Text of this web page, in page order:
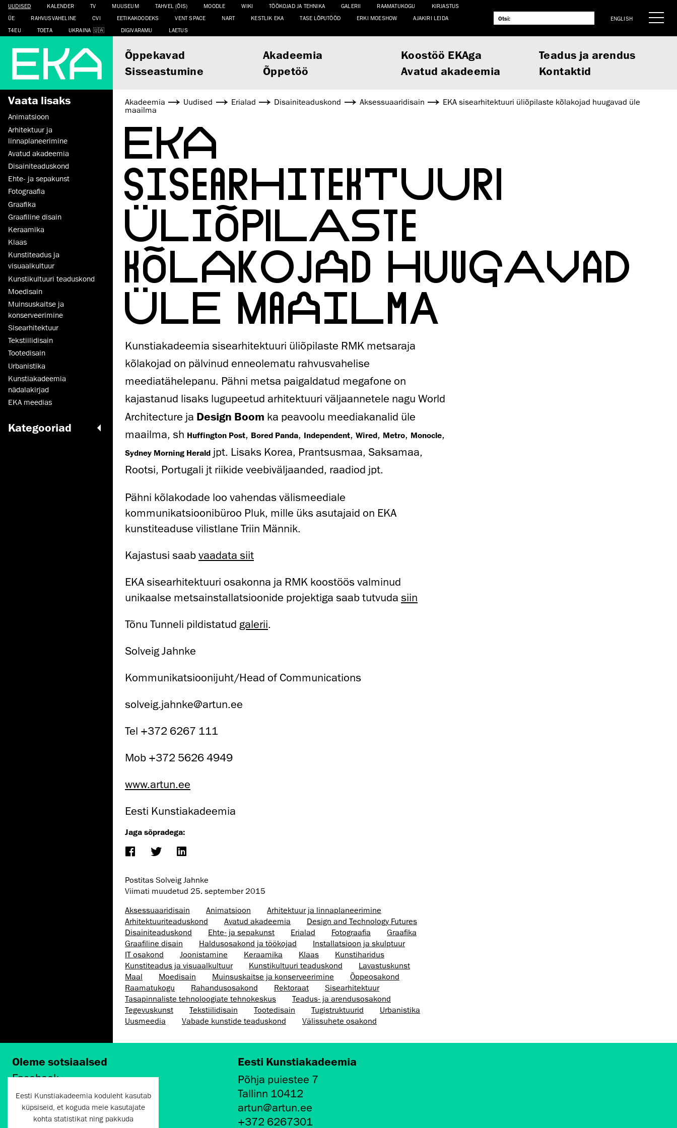
UUDISED KALENDER TV MUUSEUM TAHVEL (ÕIS) MOODLE WIKI TÖÖKOJAD JA TEHNIKA GALERII RAAMATUKOGU
KIRJASTUS
ÜE
RAHVUSVAHELINE CVI EETIKAKOODEKS VENT SPACE NART KESTLIK EKA TASE LÕPUTÖÖD ERKI MOESHOW
AJAKIRI LEIDA
T4EU
TOETA UKRAINA DIGIVARAMU LAETUS
ENGLISH
Õppekavad Akadeemia Koostöö EKAga
Teadus ja arendus
Sisseastumine
Õppetöö Avatud akadeemia Kontaktid
Vaata lisaks
Animatsioon
Arhitektuur ja
linnaplaneerimine
Avatud akadeemia
Disaini­­teaduskond
Ehte- ja sepakunst
Fotograafia
Graafika
Graafiline disain
Keraamika
Klaas
Kunstiteadus ja
visuaalkultuur
Kunsti­kultuuri teaduskond
Moedisain
Muinsus­kaitse ja
konserveerimine
Sisearhitektuur
Tekstiilidisain
Tootedisain
Urbanistika
Kunstiakadeemia
nädalakirjad
EKA meedias
Kategooriad
Akadeemia Uudised Erialad Disaini­­teaduskond Aksessuaaridisain
EKA sisearhitektuuri üliõpilaste kõlakojad huugavad üle
maailma
EKA
SISEARHITEKTUURI
ÜLIÕPILASTE
KÕLAKOJAD HUUGAVAD
ÜLE MAAILMA
Kunstiakadeemia sisearhitektuuri üliõpilaste RMK metsaraja
kõlakojad on pälvinud enneolematu rahvusvahelise
meediatähelepanu. Pähni metsa paigaldatud megafone on
kajastanud lisaks lugupeetud arhitektuuri väljaannetele nagu World
Architecture ja Design Boom ka peavoolu meediakanalid üle
maailma, sh Huffington Post, Bored Panda, Independent, Wired, Metro, Monocle,
Sydney Morning Herald jpt. Lisaks Korea, Prantsusmaa, Saksamaa,
Rootsi, Portugali jt riikide veebiväljaanded, raadiod jpt.
Pähni kõlakodade loo vahendas välismeediale
kommunikatsioonibüroo Pluk, mille üks asutajaid on EKA
kunstiteaduse vilistlane Triin Männik.
Kajastusi saabvaadata siit
EKA sisearhitektuuri osakonna ja RMK koostöös valminud
unikaalse metsainstallatsioonide projektiga saab tutvuda siin
Tõnu Tunneli pildistatud galerii.
Solveig Jahnke
Kommunikatsioonijuht/Head of Communications
solveig.jahnke@artun.ee
Tel +372 6267 111
Mob +372 5626 4949
www.artun.ee
Eesti Kunstiakadeemia
Jaga sõpradega:
Postitas Solveig Jahnke
Viimati muudetud 25. september 2015
Aksessuaaridisain
Animatsioon
Arhitektuur ja linnaplaneerimine
Arhitektuuri­teaduskond
Avatud akadeemia
Design and Technology Futures
Disaini­­teaduskond
Ehte- ja sepakunst Erialad Fotograafia
Graafika
Graafiline disain
Haldusosakond ja töökojad
Installatsioon ja skulptuur
IT osakond
Joonistamine Keraamika Klaas
Kunstiharidus
Kunstiteadus ja visuaalkultuur
Kunsti­kultuuri teaduskond
Lavastuskunst
Maal
Moedisain Muinsus­kaitse ja konserveerimine
Õppeosakond
Raamatukogu
Rahandusosakond Rektoraat
Sisearhitektuur
Tasapinnaliste tehnoloogiate tehnokeskus
Teadus- ja arendusosakond
Tegevuskunst
Tekstiilidisain Tootedisain Tugistruktuurid
Urbanistika
Uusmeedia
Vabade kunstide teaduskond Välissuhete osakond
Oleme sotsiaalsed
Facebook
Twitter
LinkedIn
Flickr
Eesti Kunstiakadeemia
Põhja puiestee 7
Tallinn 10412
artun@artun.ee
+372 6267301
Eesti Kunstiakadeemia koduleht kasutab
küpsiseid, et koguda meie kasutajate
kohta statistikat ning pakkuda